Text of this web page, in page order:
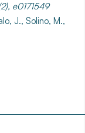
e0171549
J., Solino, M.,